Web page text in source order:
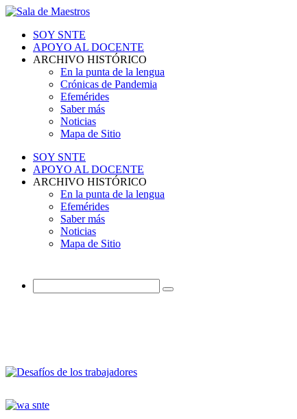
SOY SNTE
APOYO AL DOCENTE
ARCHIVO HISTÓRICO
En la punta de la lengua
Crónicas de Pandemia
Efemérides
Saber más
Noticias
Mapa de Sitio
SOY SNTE
APOYO AL DOCENTE
ARCHIVO HISTÓRICO
En la punta de la lengua
Efemérides
Saber más
Noticias
Mapa de Sitio